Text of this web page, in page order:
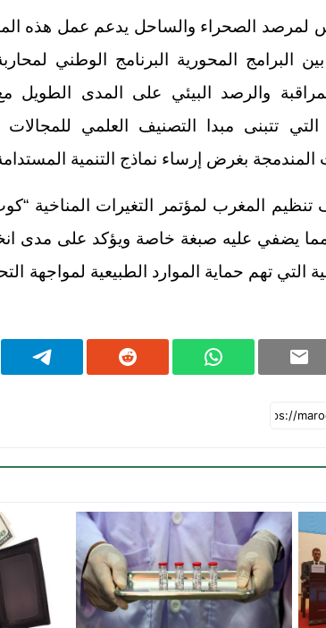
الصحراء والساحل يدعم عمل هذه
البرامج المحورية البرنامج الوطني
والرصد البيئي على المدى الطويل مع
التي تتبنى مبدا التصنيف العلمي
بغرض إرساء نماذج التنمية
المقبل، مما يضفي عليه صبغة خاصة ويؤكد على
التي تهم حماية الموارد الطبيعية لمواجهة